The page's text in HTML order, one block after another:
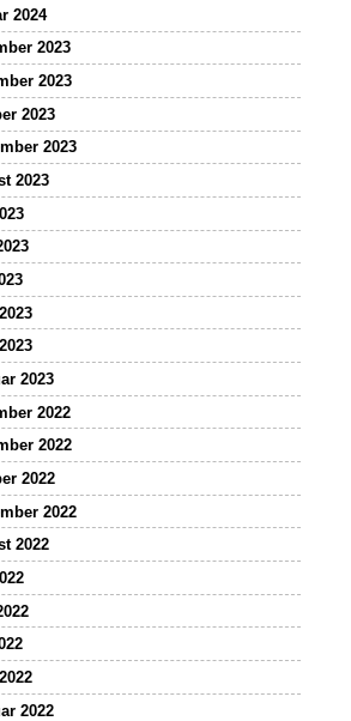
2024
2023
2023
2023
2023
2023
2023
2022
2022
2022
2022
2022
2022